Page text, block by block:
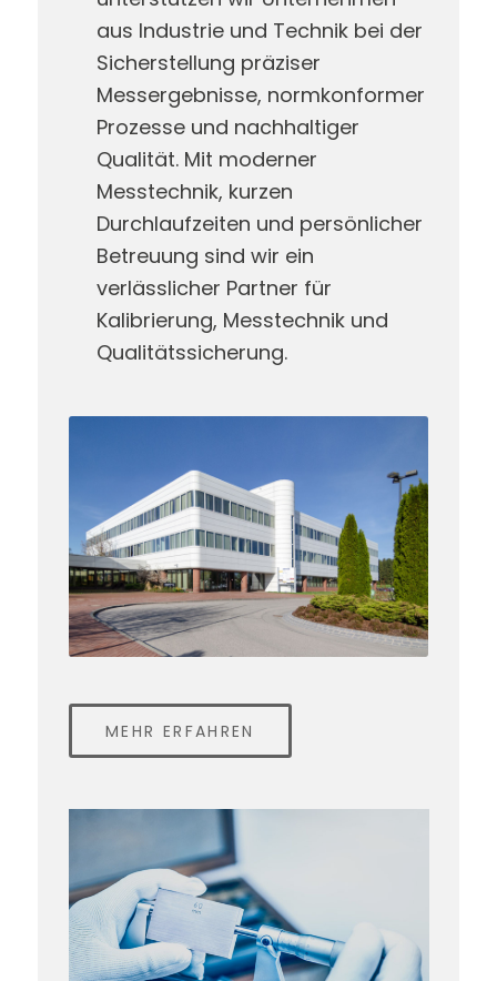
aus Industrie und Technik bei der
Sicherstellung präziser
Messergebnisse, normkonformer
Prozesse und nachhaltiger
Qualität. Mit moderner
Messtechnik, kurzen
Durchlaufzeiten und persönlicher
Betreuung sind wir ein
verlässlicher Partner für
Kalibrierung, Messtechnik und
Qualitätssicherung.
MEHR ERFAHREN